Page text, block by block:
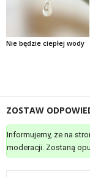
Nie będzie ciepłej wody
ZOSTAW
Informujemy, że na
moderacji. Zostaną